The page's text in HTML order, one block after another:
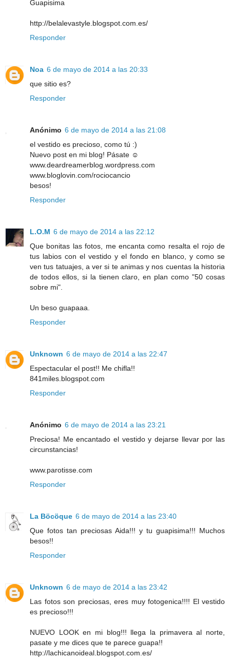
Guapisima
http://belalevastyle.blogspot.com.es/
Responder
Noa 6 de mayo de 2014 a las 20:33
que sitio es?
Responder
Anónimo 6 de mayo de 2014 a las 21:08
el vestido es precioso, como tú :)
Nuevo post en mi blog! Pásate ☺
www.deardreamerblog.wordpress.com
www.bloglovin.com/rociocancio
besos!
Responder
L.O.M 6 de mayo de 2014 a las 22:12
Que bonitas las fotos, me encanta como resalta el rojo de
tus labios con el vestido y el fondo en blanco, y como se
ven tus tatuajes, a ver si te animas y nos cuentas la historia
de todos ellos, si la tienen claro, en plan como "50 cosas
sobre mi".
Un beso guapaaa.
Responder
Unknown 6 de mayo de 2014 a las 22:47
Espectacular el post!! Me chifla!!
841miles.blogspot.com
Responder
Anónimo 6 de mayo de 2014 a las 23:21
Preciosa! Me encantado el vestido y dejarse llevar por las
circunstancias!
www.parotisse.com
Responder
La Böcöque 6 de mayo de 2014 a las 23:40
Que fotos tan preciosas Aida!!! y tu guapisima!!! Muchos
besos!!
Responder
Unknown 6 de mayo de 2014 a las 23:42
Las fotos son preciosas, eres muy fotogenica!!!! El vestido
es precioso!!!
NUEVO LOOK en mi blog!!! llega la primavera al norte,
pasate y me dices que te parece guapa!!
http://lachicanoideal.blogspot.com.es/